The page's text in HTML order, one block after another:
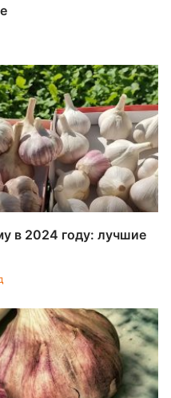
в 2024 году: лучшие